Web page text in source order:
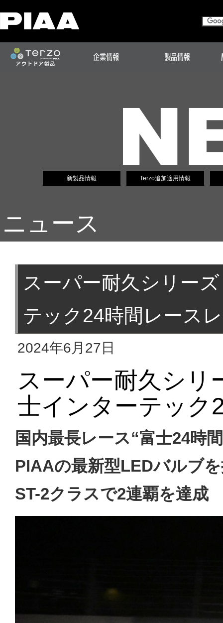
新製品情報 Terzo追加適用情報
ニュース
スーパー耐久シリー
テック24時間レース
2024年6月27日
スーパー耐久シ
士インターテック
国内最長レース“富士24時
PIAAの最新型LEDバルブ
ST-2クラスで2連覇を達成